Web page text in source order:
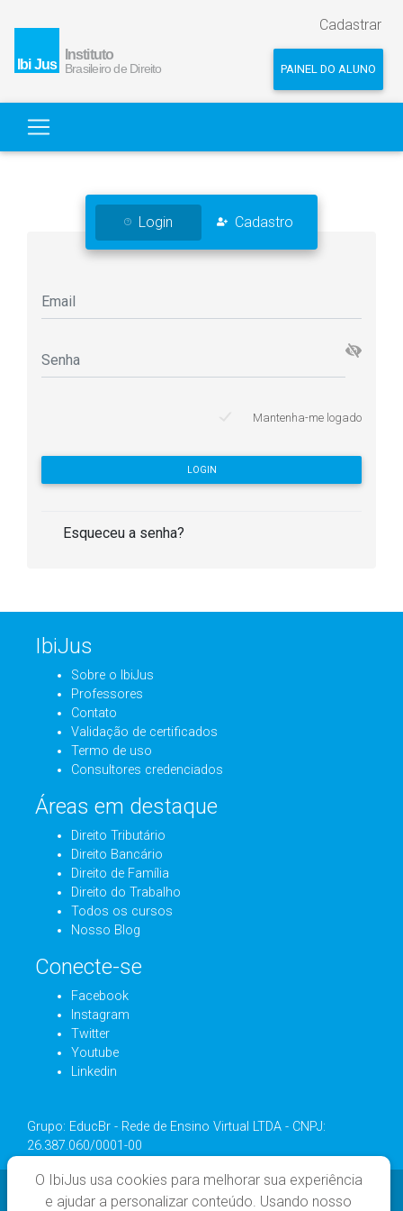
Cadastrar
PAINEL DO ALUNO
Login Cadastro
Mantenha-me logado
LOGIN
Esqueceu a senha?
IbiJus
Sobre o IbiJus
Professores
Contato
Validação de certificados
Termo de uso
Consultores credenciados
Áreas em destaque
Direito Tributário
Direito Bancário
Direito de Família
Direito do Trabalho
Todos os cursos
Nosso Blog
Conecte-se
Facebook
Instagram
Twitter
Youtube
Linkedin
Grupo: EducBr - Rede de Ensino Virtual LTDA - CNPJ:
26.387.060/0001-00
O IbiJus usa cookies para melhorar sua experiência
e ajudar a personalizar conteúdo. Usando nosso